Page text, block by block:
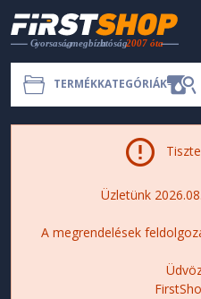
TERMÉKKATEGÓRIÁK
Üzletünk
A megrendelések